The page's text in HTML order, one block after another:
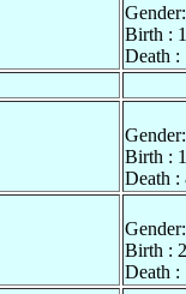
Birth :
Death :
Birth :
Death :
Birth :
Death :